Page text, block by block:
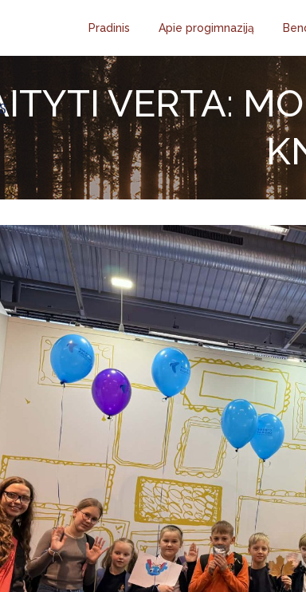
Pradinis Apie progimnaziją
VERTA: